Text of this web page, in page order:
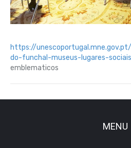
https://
do-funchal-museus-lugares-
emblematicos
MENU